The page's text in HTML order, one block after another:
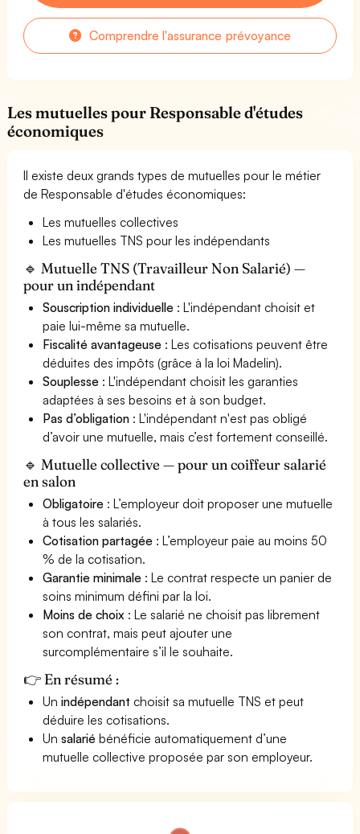
Comprendre l'assurance prévoyance
Les mutuelles pour Responsable d'études
économiques
Il existe deux grands types de mutuelles pour le métier
de Responsable d'études économiques:
Les mutuelles collectives
Les mutuelles TNS pour les indépendants
🔹 Mutuelle TNS (Travailleur Non Salarié) —
pour un indépendant
Souscription individuelle : L'indépendant choisit et
paie lui-même sa mutuelle.
Fiscalité avantageuse : Les cotisations peuvent être
déduites des impôts (grâce à la loi Madelin).
Souplesse : L'indépendant choisit les garanties
adaptées à ses besoins et à son budget.
Pas d’obligation : L'indépendant n'est pas obligé
d’avoir une mutuelle, mais c’est fortement conseillé.
🔹 Mutuelle collective — pour un coiffeur salarié
en salon
Obligatoire : L’employeur doit proposer une mutuelle
à tous les salariés.
Cotisation partagée : L’employeur paie au moins 50
% de la cotisation.
Garantie minimale : Le contrat respecte un panier de
soins minimum défini par la loi.
Moins de choix : Le salarié ne choisit pas librement
son contrat, mais peut ajouter une
surcomplémentaire s’il le souhaite.
👉 En résumé :
Unindépendant choisit sa mutuelle TNS et peut
déduire les cotisations.
Unsalarié bénéficie automatiquement d’une
mutuelle collective proposée par son employeur.